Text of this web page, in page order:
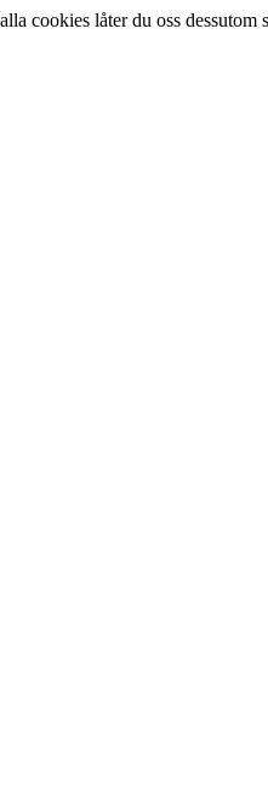
cookies låter du oss dessutom